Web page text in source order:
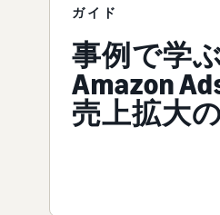
ガイド
事例で学
Amazon
売上拡大